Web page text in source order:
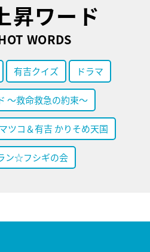
昇ワード
WORDS
有吉クイズ ドラマ
～救命救急の約束～
マツコ＆有吉 かりそめ天国
ン☆フシギの会